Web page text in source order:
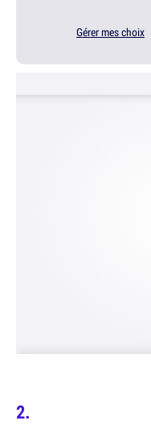
Gérer mes choix